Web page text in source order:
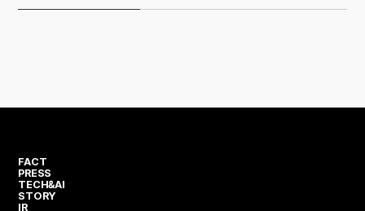
FACT
PRESS
TECH&AI
STORY
IR